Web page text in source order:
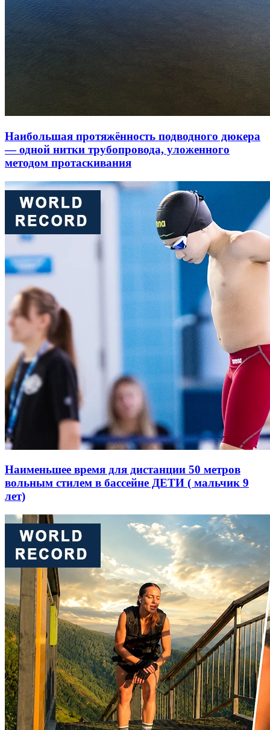
Наибольшая протяжённость подводного дюкера
— одной нитки трубопровода, уложенного
методом протаскивания
Наименьшее время для дистанции 50 метров
вольным стилем в бассейне ДЕТИ ( мальчик 9
лет)